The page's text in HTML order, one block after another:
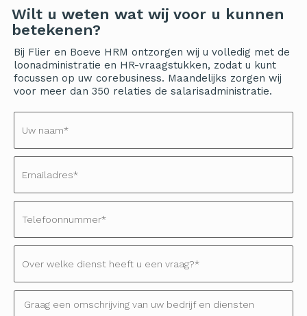
Wilt u weten wat wij voor u kunnen
betekenen?
Bij Flier en Boeve HRM ontzorgen wij u volledig met de
loonadministratie en HR-vraagstukken, zodat u kunt
focussen op uw corebusiness. Maandelijks zorgen wij
voor meer dan 350 relaties de salarisadministratie.